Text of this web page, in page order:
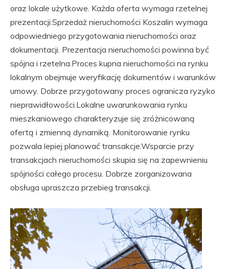
oraz lokale użytkowe. Każda oferta wymaga rzetelnej
prezentacji.Sprzedaż nieruchomości Koszalin wymaga
odpowiedniego przygotowania nieruchomości oraz
dokumentacji. Prezentacja nieruchomości powinna być
spójna i rzetelna.Proces kupna nieruchomości na rynku
lokalnym obejmuje weryfikację dokumentów i warunków
umowy. Dobrze przygotowany proces ogranicza ryzyko
nieprawidłowości.Lokalne uwarunkowania rynku
mieszkaniowego charakteryzuje się zróżnicowaną
ofertą i zmienną dynamiką. Monitorowanie rynku
pozwala lepiej planować transakcje.Wsparcie przy
transakcjach nieruchomości skupia się na zapewnieniu
spójności całego procesu. Dobrze zorganizowana
obsługa upraszcza przebieg transakcji.